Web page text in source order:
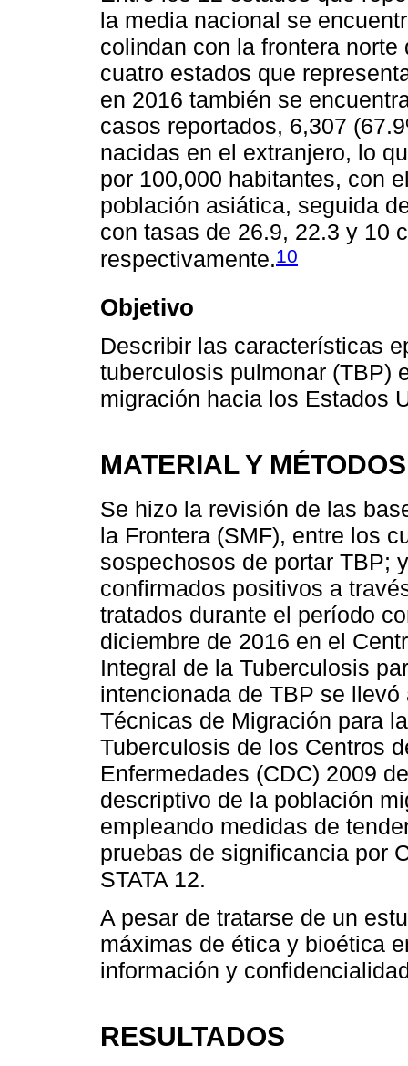
la media nacional se
colindan con la frontera
cuatro estados que
en 2016 también se
casos reportados, 6,307
nacidas en el extranjero, lo
por 100,000 habitantes, con
población asiática, seguida
con tasas de 26.9, 22.3 y 10
respectivamente.10
Objetivo
Describir las características
tuberculosis pulmonar (TBP)
migración hacia los Estados
MATERIAL Y MÉTODOS
Se hizo la revisión de las
la Frontera (SMF), entre los
sospechosos de portar TBP;
confirmados positivos a
tratados durante el período
diciembre de 2016 en el
Integral de la Tuberculosis
intencionada de TBP se
Técnicas de Migración para
Tuberculosis de los Centros
Enfermedades (CDC) 2009
descriptivo de la población
empleando medidas de
pruebas de significancia por
STATA 12.
A pesar de tratarse de un
máximas de ética y bioética
información y
RESULTADOS